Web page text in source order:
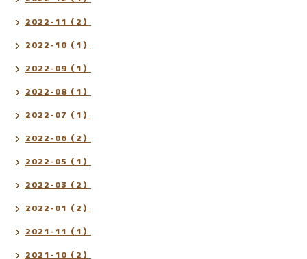
2022-11（2）
2022-10（1）
2022-09（1）
2022-08（1）
2022-07（1）
2022-06（2）
2022-05（1）
2022-03（2）
2022-01（2）
2021-11（1）
2021-10（2）